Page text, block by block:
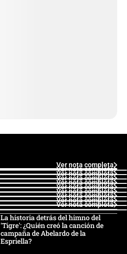
Ver nota completa
Ver nota completa
Ver nota completa
Ver nota completa
Ver nota completa
Ver nota completa
Ver nota completa
Ver nota completa
Ver nota completa
Ver nota completa
La historia detrás del himno del
'Tigre': ¿Quién creó la canción de
campaña de Abelardo de la
Espriella?